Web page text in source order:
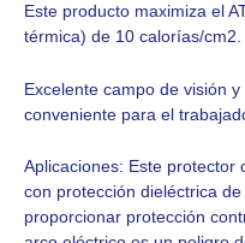
Este producto maximiza el
térmica) de 10 calorías/cm2.
Excelente campo de visión
conveniente para el
Aplicaciones: Este protector
con protección dieléctrica
proporcionar protección